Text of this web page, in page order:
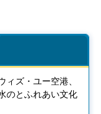
ィズ・ユー空港、
のとふれあい文化